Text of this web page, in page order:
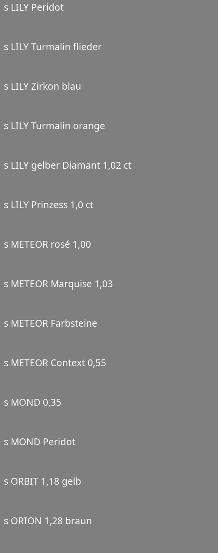
s LILY Peridot
s LILY Turmalin flieder
s LILY Zirkon blau
s LILY Turmalin orange
s LILY gelber Diamant 1,02 ct
s LILY Prinzess 1,0 ct
s METEOR rosé 1,00
s METEOR Marquise 1,03
s METEOR Farbsteine
s METEOR Context 0,55
s MOND 0,35
s MOND Peridot
s ORBIT 1,18 gelb
s ORION 1,28 braun